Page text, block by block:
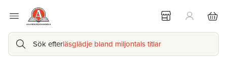
Sök efterläsglädje bland miljontals titlar